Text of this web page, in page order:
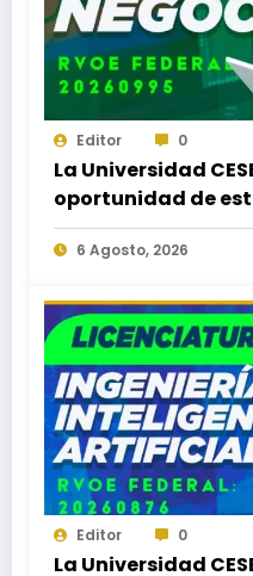
Editor 0
La Universidad
oportunidad de
Licenciaturas en
Puerto Escondido,
6 Agosto, 2026
Editor 0
La Universidad